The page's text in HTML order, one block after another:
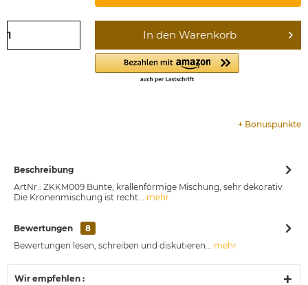
In den Warenkorb
+ Bonuspunkte
Beschreibung
ArtNr.: ZKKM009 Bunte, krallenförmige Mischung, sehr dekorativ
Die Kronenmischung ist recht... mehr
Bewertungen
8
Bewertungen lesen, schreiben und diskutieren... mehr
Wir empfehlen :